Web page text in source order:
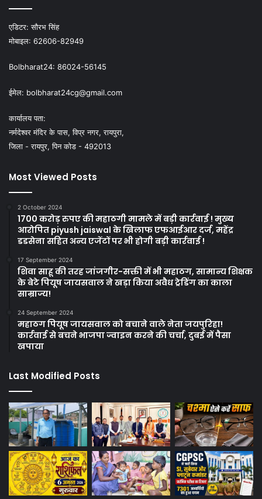
एडिटर:सौरभ सिंह
मोबाइल: 62606-82949
Bolbharat24: 86024-56145
ईमेल: bolbharat24cg@gmail.com
कार्यालय पता:
नर्मदेश्वर मंदिर के पास, विप्र नगर, रायपुरा,
जिला - रायपुर, पिन कोड - 492013
Most Viewed Posts
2 October 2024
1700 करोड़ रुपए की महाठगी मामले में बड़ी कार्रवाई ! मुख्य
आरोपित piyush jaiswal के खिलाफ एफआईआर दर्ज, महेंद्र
डडसेना सहित अन्य एजेंटों पर भी होगी बड़ी कार्रवाई !
17 September 2024
शिवा साहू की तरह जांजगीर-सक्ती में भी महाठग, सामान्य शिक्षक
के बेटे पियूष जायसवाल ने खड़ा किया अवैध ट्रेडिंग का काला
साम्राज्य!
24 September 2024
महाठग पियूष जायसवाल को बचाने वाले नेता जयपुरिहा!
कार्रवाई से बचने भाजपा ज्वाइन करने की चर्चा, दुबई में पैसा
खपाया
Last Modified Posts